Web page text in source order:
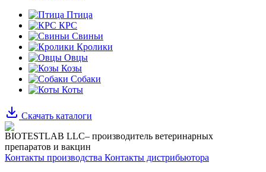
Птица
КРС
Свиньи
Кролики
Овцы
Козы
Собаки
Коты
Скачать каталоги
BIOTESTLAB LLC– производитель ветеринарных
препаратов и вакцин
Контакты производства Контакты дистрибьютора